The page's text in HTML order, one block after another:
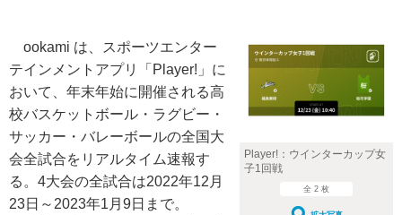
Player!：ウインターカップ女
子1回戦
全 2 枚
ookami は、スポーツエンター
テインメントアプリ「Player!」に
おいて、年末年始に開催される高
校バスケットボール・ラグビー・
サッカー・バレーボールの全国大
会全試合をリアルタイム速報す
る。4大会の全試合は2022年12月
23日～2023年1月9日まで。